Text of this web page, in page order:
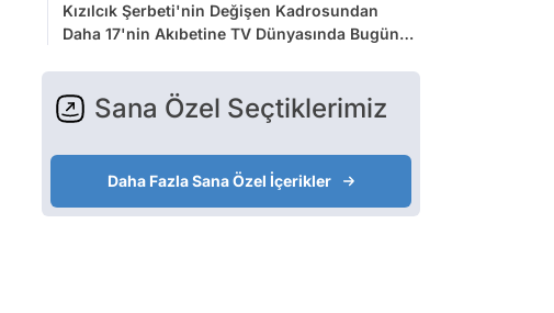
Kızılcık Şerbeti'nin Değişen Kadrosundan
Daha 17'nin Akıbetine TV Dünyasında Bugün
Sana Özel Seçtiklerimiz
Daha Fazla Sana Özel İçerikler